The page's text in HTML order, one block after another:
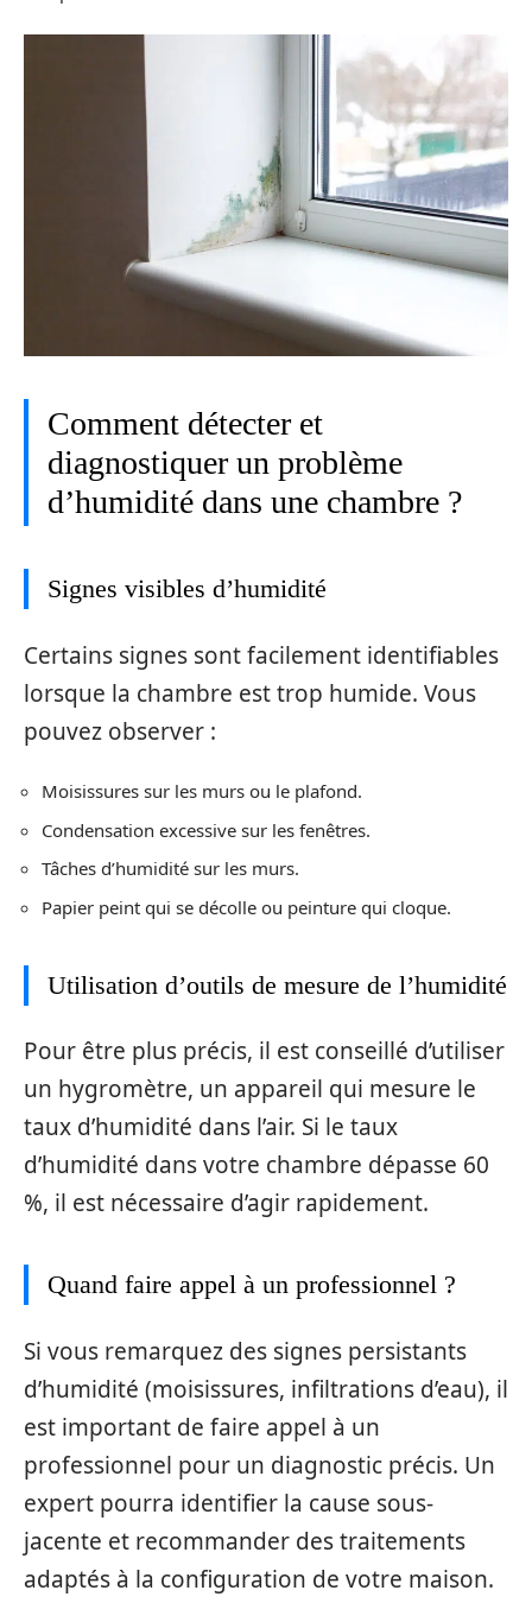
Comment détecter et
diagnostiquer un problème
d’humidité dans une chambre ?
Signes visibles d’humidité
Certains signes sont facilement identifiables
lorsque la chambre est trop humide. Vous
pouvez observer :
Moisissures sur les murs ou le plafond.
Condensation excessive sur les fenêtres.
Tâches d’humidité sur les murs.
Papier peint qui se décolle ou peinture qui cloque.
Utilisation d’outils de mesure de l’humidité
Pour être plus précis, il est conseillé d’utiliser
un hygromètre, un appareil qui mesure le
taux d’humidité dans l’air. Si le taux
d’humidité dans votre chambre dépasse 60
%, il est nécessaire d’agir rapidement.
Quand faire appel à un professionnel ?
Si vous remarquez des signes persistants
d’humidité (moisissures, infiltrations d’eau), il
est important de faire appel à un
professionnel pour un diagnostic précis. Un
expert pourra identifier la cause sous-
jacente et recommander des traitements
adaptés à la configuration de votre maison.